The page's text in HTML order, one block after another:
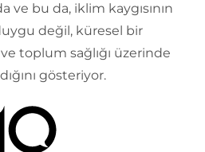
ve bu da, iklim kaygısının
değil, küresel bir
toplum sağlığı üzerinde
gösteriyor.